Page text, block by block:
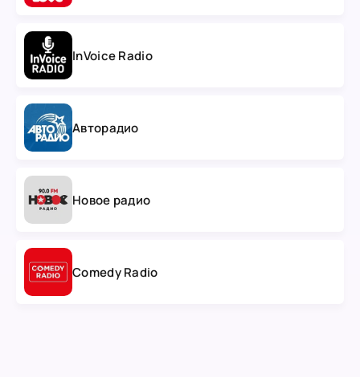
InVoice Radio
Авторадио
Новое радио
Comedy Radio